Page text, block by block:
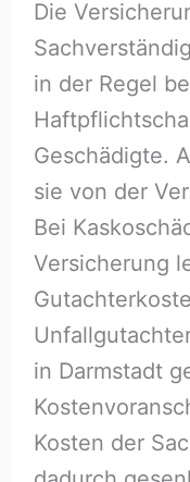
Die
in der Regel
Geschädigte.
sie von der
Bei
Versicherung
in Darmstadt
Kosten der